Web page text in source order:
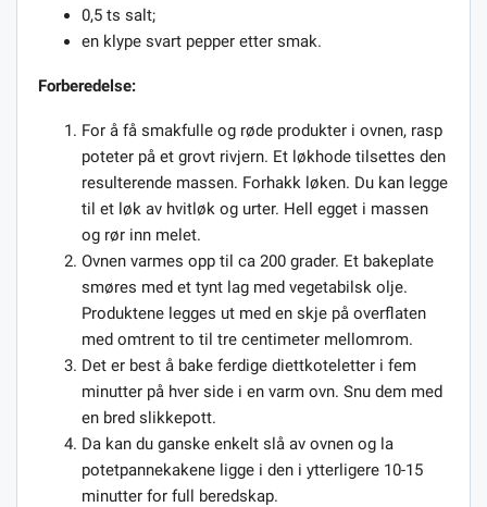
0,5 ts salt;
en klype svart pepper etter smak.
Forberedelse:
For å få smakfulle og røde produkter i ovnen, rasp
poteter på et grovt rivjern. Et løkhode tilsettes den
resulterende massen. Forhakk løken. Du kan legge
til et løk av hvitløk og urter. Hell egget i massen
og rør inn melet.
Ovnen varmes opp til ca 200 grader. Et bakeplate
smøres med et tynt lag med vegetabilsk olje.
Produktene legges ut med en skje på overflaten
med omtrent to til tre centimeter mellomrom.
Det er best å bake ferdige diettkoteletter i fem
minutter på hver side i en varm ovn. Snu dem med
en bred slikkepott.
Da kan du ganske enkelt slå av ovnen og la
potetpannekakene ligge i den i ytterligere 10-15
minutter for full beredskap.